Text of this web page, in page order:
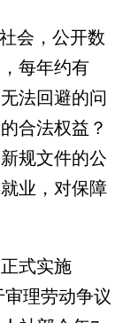
会，公开数
每年约有
法回避的问
合法权益？
规文件的公
业，对保障
式实施
理劳动争议